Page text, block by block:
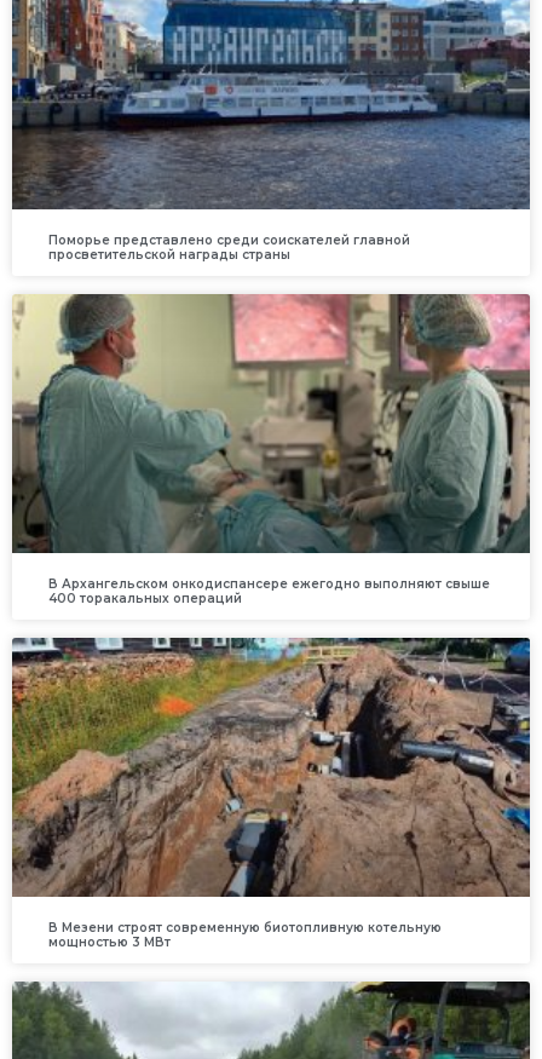
Поморье представлено среди соискателей главной
просветительской награды страны
В Архангельском онкодиспансере ежегодно выполняют свыше
400 торакальных операций
В Мезени строят современную биотопливную котельную
мощностью 3 МВт